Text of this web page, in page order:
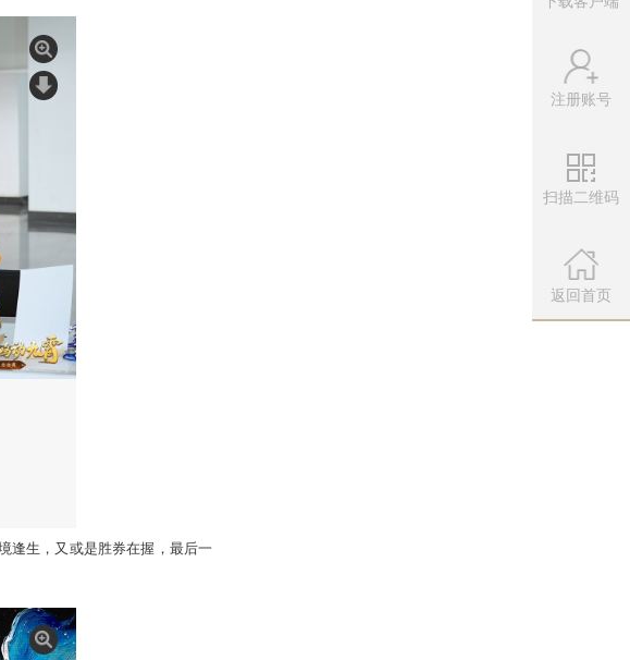
心互动、欢声笑语，都代表着玩家们多年来对大话的不
上看台，共同期待比赛正式开始时，空气里也像绷紧
注册账号
扫描二维码
微信公
扫描左侧二
返回首页